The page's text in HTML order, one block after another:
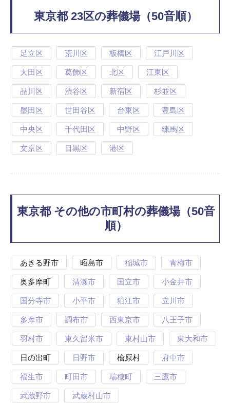
東京都 23区の葬儀場（50音順）
足立区 荒川区 板橋区 江戸川区
大田区 葛飾区 北区 江東区
品川区 渋谷区 新宿区 杉並区
墨田区 世田谷区 台東区 豊島区
中央区 千代田区 中野区 練馬区
文京区 目黒区 港区
東京都 その他の市町村の葬儀場（50音
順）
あきる野市 昭島市 稲城市 青梅市
奥多摩町 清瀬市 国立市 小金井市
国分寺市 小平市 狛江市 立川市
多摩市 調布市 西東京市 八王子市
羽村市 東久留米市 東村山市 東大和市
日の出町 日野市 檜原村 府中市
福生市 町田市 瑞穂町 三鷹市
武蔵野市 武蔵村山市